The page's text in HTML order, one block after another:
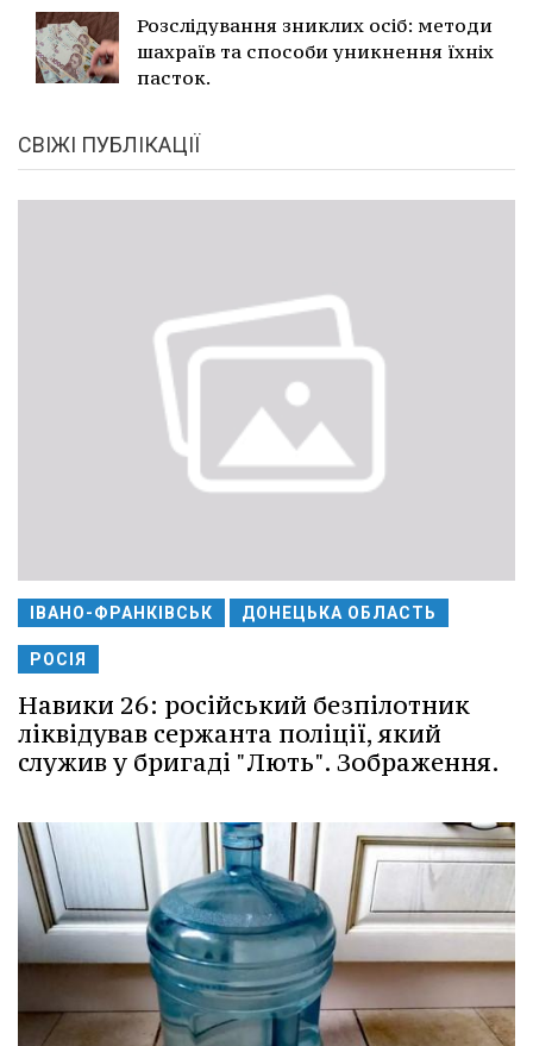
Розслідування зниклих осіб: методи
шахраїв та способи уникнення їхніх
пасток.
СВІЖІ ПУБЛІКАЦІЇ
ІВАНО-ФРАНКІВСЬК ДОНЕЦЬКА ОБЛАСТЬ
РОСІЯ
Навики 26: російський безпілотник
ліквідував сержанта поліції, який
служив у бригаді "Лють". Зображення.